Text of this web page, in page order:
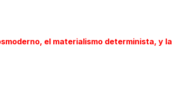
el materialismo determinista, y